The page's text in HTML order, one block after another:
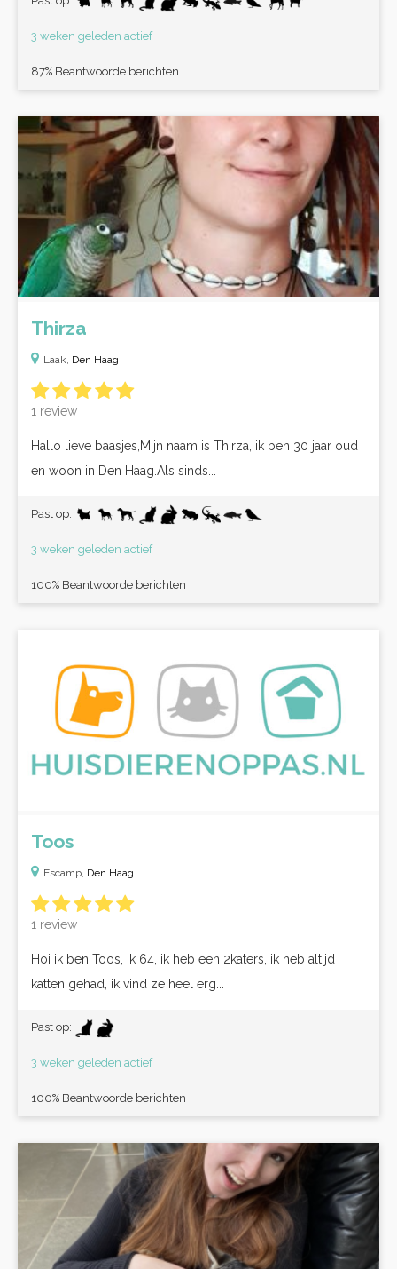
3 weken geleden actief
87% Beantwoorde berichten
Thirza
Laak, Den Haag
1 review
Hallo lieve baasjes,Mijn naam is Thirza, ik ben 30 jaar oud
en woon in Den Haag.Als sinds...
Past op:
3 weken geleden actief
100% Beantwoorde berichten
Toos
Escamp, Den Haag
1 review
Hoi ik ben Toos, ik 64, ik heb een 2katers, ik heb altijd
katten gehad, ik vind ze heel erg...
Past op:
3 weken geleden actief
100% Beantwoorde berichten